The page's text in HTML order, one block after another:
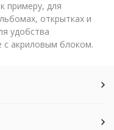
примеру, для
открытках и
удобства
с акриловым блоком.